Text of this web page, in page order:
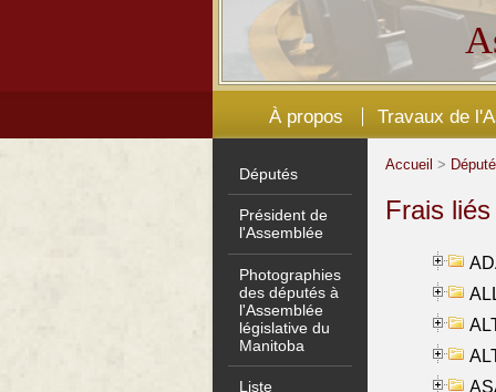
À propos Travaux de
Députés
Président de
l'Assemblée
Photographies
des députés à
l'Assemblée
législative du
Manitoba
Liste
Accueil >
Frais